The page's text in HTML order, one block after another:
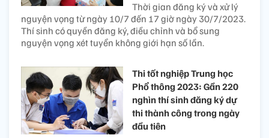
Thời gian đăng ký và xử lý
nguyện vọng từ ngày 10/7 đến 17 giờ ngày 30/7/2023.
Thí sinh có quyền đăng ký, điều chỉnh và bổ sung
nguyện vọng xét tuyển không giới hạn số lần.
Thi tốt nghiệp Trung học
Phổ thông 2023: Gần 220
nghìn thí sinh đăng ký dự
thi thành công trong ngày
đầu tiên